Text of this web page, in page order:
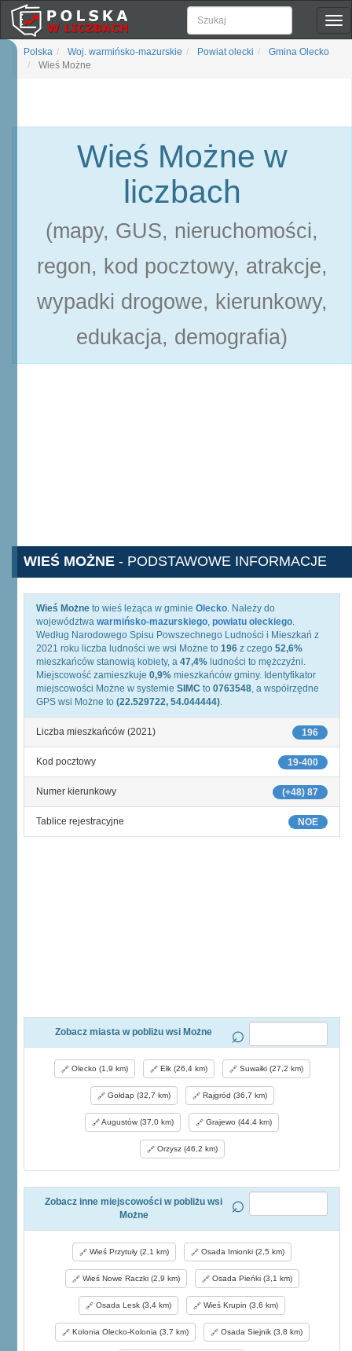
Polska Woj. warmińsko-mazurskie Powiat olecki
Gmina Olecko
Wieś Możne
Wieś Możne w
liczbach
(mapy, GUS, nieruchomości,
regon, kod pocztowy, atrakcje,
wypadki drogowe, kierunkowy,
edukacja, demografia)
WIEŚ MOŻNE - PODSTAWOWE INFORMACJE
Wieś Możne to wieś leżąca w gminie Olecko. Należy do
województwa warmińsko-mazurskiego, powiatu oleckiego.
Według Narodowego Spisu Powszechnego Ludności i Mieszkań z
2021 roku liczba ludności we wsi Możne to 196 z czego 52,6%
mieszkańców stanowią kobiety, a 47,4% ludności to mężczyźni.
Miejscowość zamieszkuje 0,9% mieszkańców gminy. Identyfikator
miejscowości Możne w systemie SIMC to 0763548, a współrzędne
GPS wsi Możne to (22.529722, 54.044444).
196
Liczba mieszkańców (2021)
19-400
Kod pocztowy
(+48) 87
Numer kierunkowy
NOE
Tablice rejestracyjne
Zobacz miasta w pobliżu wsi Możne
Olecko (1,9 km) Ełk (26,4 km) Suwałki (27,2 km)
Gołdap (32,7 km) Rajgród (36,7 km)
Augustów (37,0 km) Grajewo (44,4 km)
Orzysz (46,2 km)
Zobacz inne miejscowości w pobliżu wsi
Możne
Wieś Przytuły (2,1 km) Osada Imionki (2,5 km)
Wieś Nowe Raczki (2,9 km) Osada Pieńki (3,1 km)
Osada Lesk (3,4 km) Wieś Krupin (3,6 km)
Kolonia Olecko-Kolonia (3,7 km) Osada Siejnik (3,8 km)